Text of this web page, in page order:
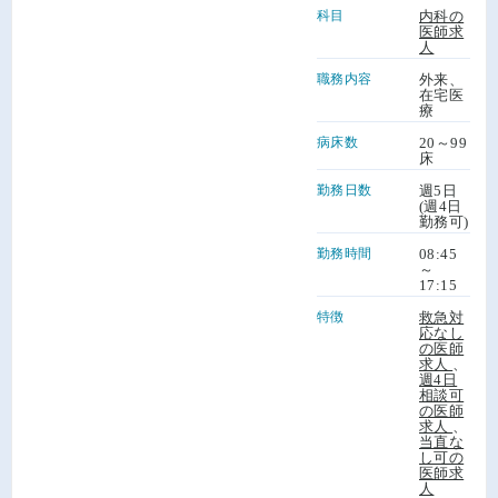
科目
内科の
医師求
人
職務内容
外来、
在宅医
療
病床数
20～99
床
勤務日数
週5日
(週4日
勤務可)
勤務時間
08:45
～
17:15
特徴
救急対
応なし
の医師
求人
週4日
相談可
の医師
求人
当直な
し可の
医師求
人